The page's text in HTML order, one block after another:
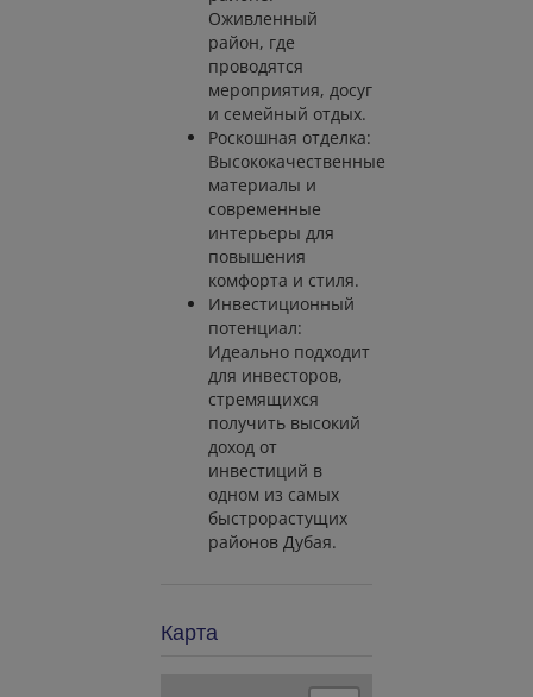
Оживленный
район, где
проводятся
мероприятия, досуг
и семейный отдых.
Роскошная отделка:
Высококачественные
материалы и
современные
интерьеры для
повышения
комфорта и стиля.
Инвестиционный
потенциал:
Идеально подходит
для инвесторов,
стремящихся
получить высокий
доход от
инвестиций в
одном из самых
быстрорастущих
районов Дубая.
Карта